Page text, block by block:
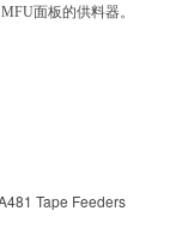
面板的供料器。
Feeders